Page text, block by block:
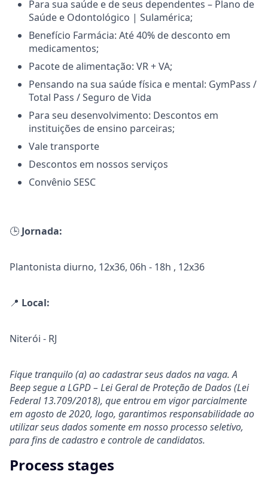
Para sua saúde e de seus dependentes – Plano de
Saúde e Odontológico | Sulamérica;
Benefício Farmácia: Até 40% de desconto em
medicamentos;
Pacote de alimentação: VR + VA;
Pensando na sua saúde física e mental: GymPass /
Total Pass / Seguro de Vida
Para seu desenvolvimento: Descontos em
instituições de ensino parceiras;
Vale transporte
Descontos em nossos serviços
Convênio SESC
🕒 Jornada:
Plantonista diurno, 12x36, 06h - 18h , 12x36
📍 Local:
Niterói - RJ
Fique tranquilo (a) ao cadastrar seus dados na vaga. A
Beep segue a LGPD – Lei Geral de Proteção de Dados (Lei
Federal 13.709/2018), que entrou em vigor parcialmente
em agosto de 2020, logo, garantimos responsabilidade ao
utilizar seus dados somente em nosso processo seletivo,
para fins de cadastro e controle de candidatos.
Process stages